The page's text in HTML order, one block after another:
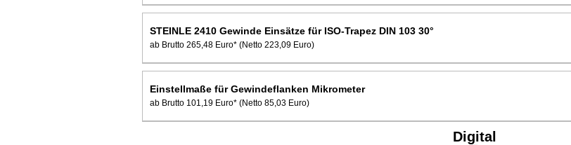
STEINLE 2410 Gewinde Einsätze für ISO-Trapez DIN 103 30°
ab Brutto 265,48 Euro* (Netto 223,09 Euro)
Einstellmaße für Gewindeflanken Mikrometer
ab Brutto 101,19 Euro* (Netto 85,03 Euro)
Digital